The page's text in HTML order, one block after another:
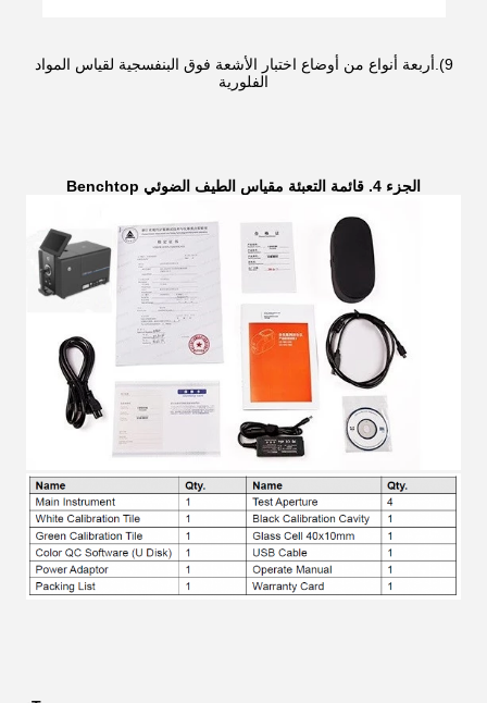
9).أربعة أنواع من أوضاع اختبار الأشعة فوق البنفسجية لقياس المواد
الفلورية
الجزء 4. قائمة التعبئة مقياس الطيف الضوئي Benchtop